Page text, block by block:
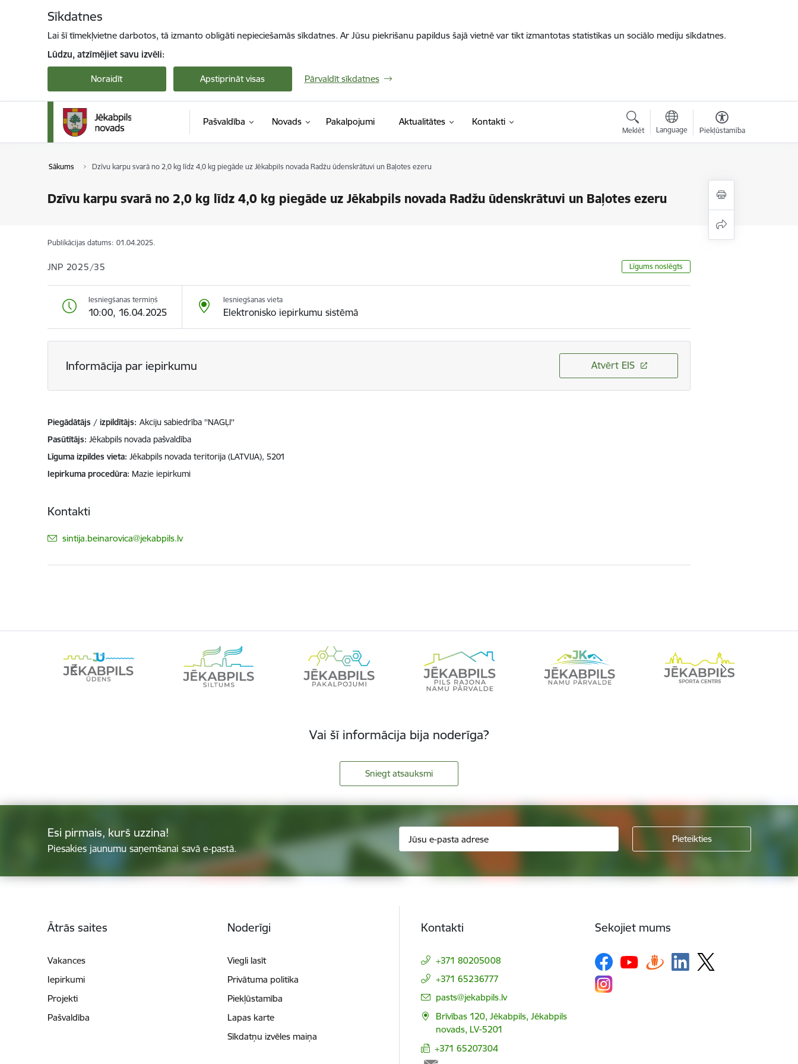
Sīkdatnes
Lai šī tīmekļvietne darbotos, tā izmanto obligāti nepieciešamās sīkdatnes. Ar Jūsu piekrišanu papildus šajā vietnē var tikt izmantotas statistikas un sociālo mediju sīkdatnes.
Lūdzu, atzīmējiet savu izvēli:
Noraidīt Apstiprināt visas Pārvaldīt sīkdatnes
Pašvaldība Novads Pakalpojumi Aktualitātes Kontakti
Meklēt Language Piekļūstamība
Sākums Dzīvu karpu svarā no 2,0 kg līdz 4,0 kg piegāde uz Jēkabpils novada Radžu ūdenskrātuvi un Baļotes ezeru
Dzīvu karpu svarā no 2,0 kg līdz 4,0 kg piegāde uz Jēkabpils novada Radžu ūdenskrātuvi un Baļotes ezeru
Publikācijas datums: 01.04.2025.
JNP 2025/35 Līgums noslēgts
Iesniegšanas termiņš
10:00, 16.04.2025
Iesniegšanas vieta
Elektronisko iepirkumu sistēmā
Informācija par iepirkumu Atvērt EIS
Piegādātājs / izpildītājs: Akciju sabiedrība ''NAGĻI''
Pasūtītājs Jēkabpils novada pašvaldība
Līguma izpildes vieta Jēkabpils novada teritorija (LATVIJA), 5201
Iepirkuma procedūra Mazie iepirkumi
Kontakti
E-pasts:
sintija.beinarovica@jekabpils.lv
Vai šī informācija bija noderīga?
Sniegt atsauksmi
Esi pirmais, kurš uzzina!
Piesakies jaunumu saņemšanai savā e-pastā.
Ātrās saites
Vakances
Iepirkumi
Projekti
Pašvaldība
Noderīgi
Viegli lasīt
Privātuma politika
Piekļūstamība
Lapas karte
Sīkdatņu izvēles maiņa
Kontakti
+371 80205008
+371 65236777
E-pasts:
pasts@jekabpils.lv
Brīvības 120, Jēkabpils, Jēkabpils
novads, LV-5201
+371 65207304
Sekojiet mums